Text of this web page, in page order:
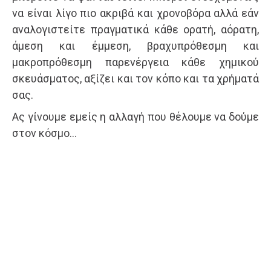
να είναι λίγο πιο ακριβά και χρονοβόρα αλλά εάν
αναλογιστείτε πραγματικά κάθε ορατή, αόρατη,
άμεση και έμμεση, βραχυπρόθεσμη και
μακροπρόθεσμη παρενέργεια κάθε χημικού
σκευάσματος, αξίζει και τον κόπο και τα χρήματά
σας.
Ας γίνουμε εμείς η αλλαγή που θέλουμε να δούμε
στον κόσμο…